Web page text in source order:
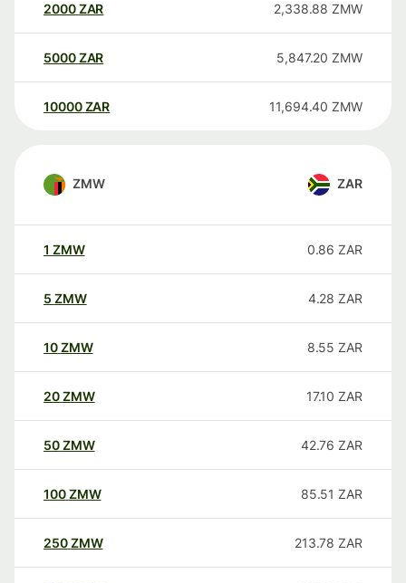
2000ZAR 2,338.88 ZMW
5000ZAR 5,847.20 ZMW
10000 ZAR 11,694.40 ZMW
ZMW ZAR
1 ZMW 0.86 ZAR
5 ZMW 4.28 ZAR
10ZMW 8.55 ZAR
20ZMW 17.10 ZAR
50ZMW 42.76 ZAR
100ZMW 85.51 ZAR
250ZMW 213.78 ZAR